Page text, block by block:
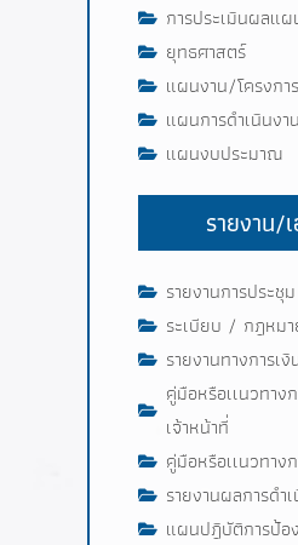
การประเมินผลแ
ยุทธศาสตร์
แผนงาน/โครงก
แผนการดำเนินงาน
แผนงบประมาณ
รายงาน/
รายงานการประชุม
ระเบียบ / กฎหม
รายงานทางการเงิ
คู่มือหรือเเนวทา
เจ้าหน้าที่
คู่มือหรือเเนวทาง
รายงานผลการดำ
แผนปฎิบัติการป้อ